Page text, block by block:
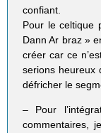
confiant.
Pour le celtique
Dann Ar braz »
créer car ce
serions heureux
défricher le
– Pour
commentaires,